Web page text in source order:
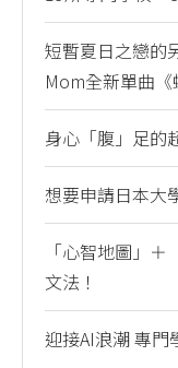
短暫夏日之戀的
Mom全新單曲
身心「腹」足
想要申請日本大
「心智地圖」
文法！
迎接AI浪潮 專門